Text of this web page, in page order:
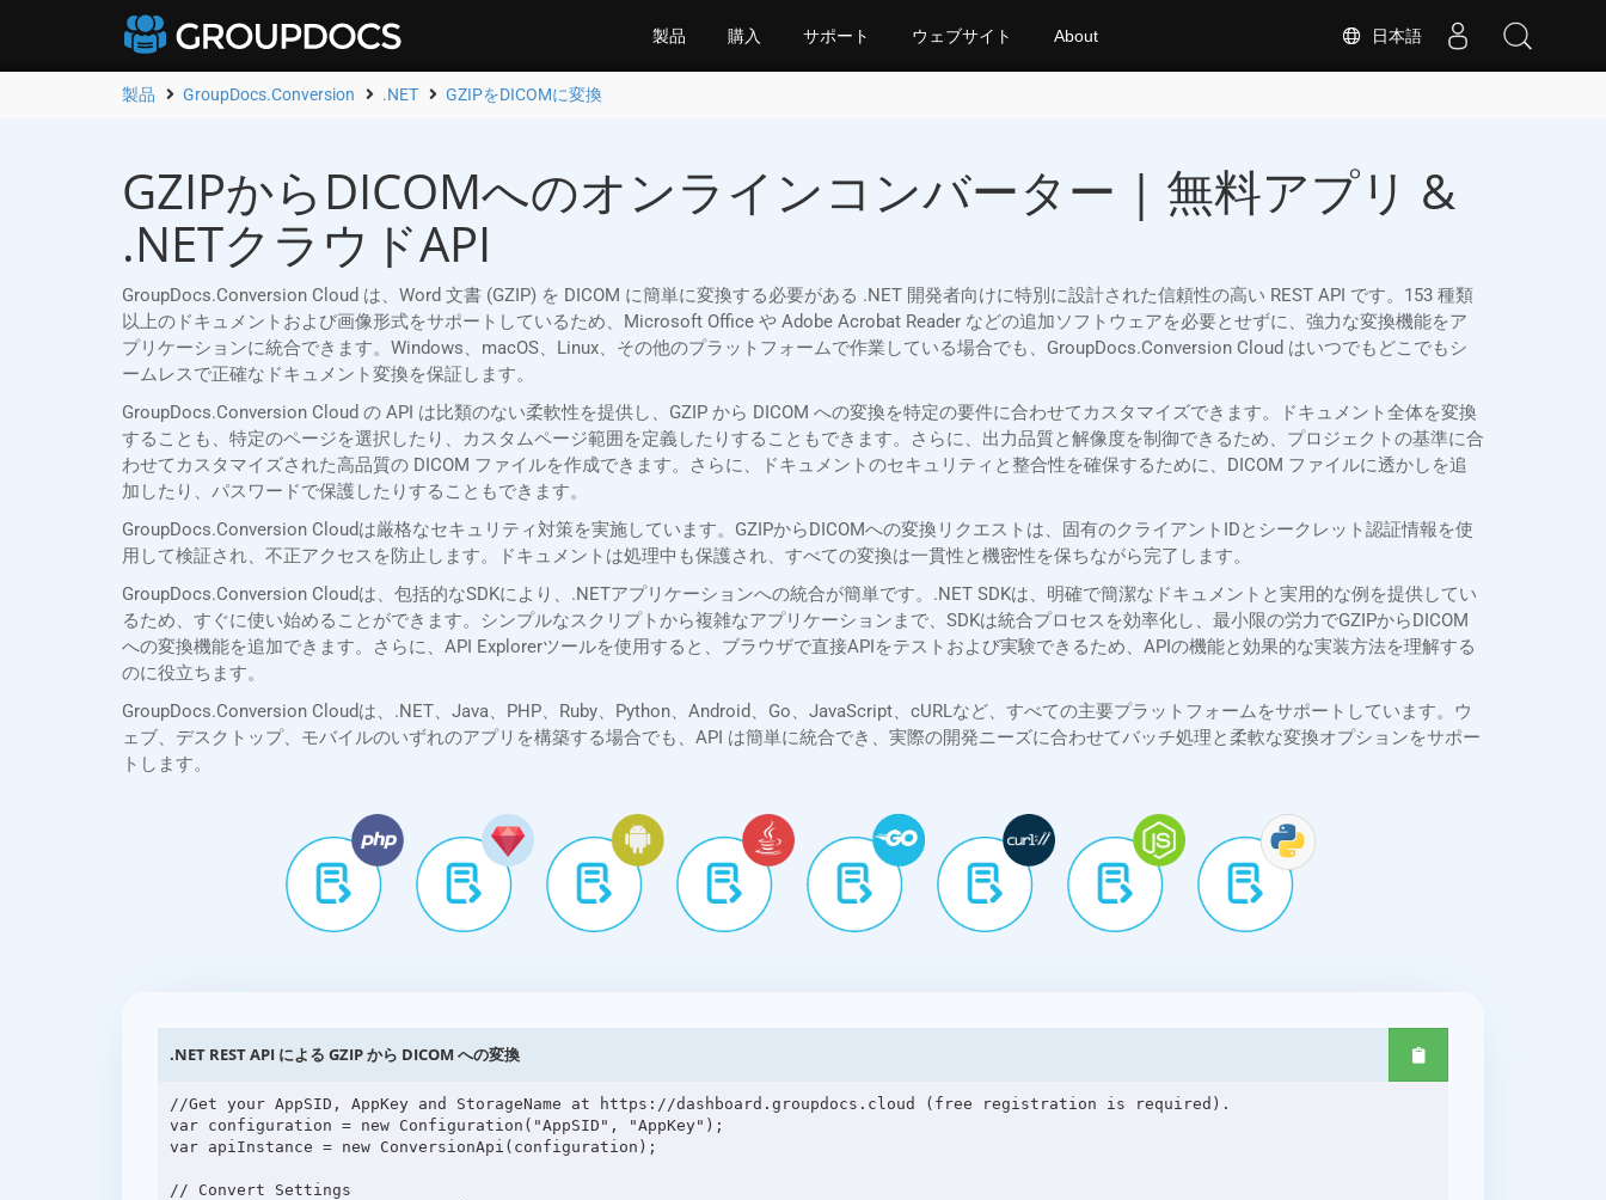
日本語
製品 購入 サポート ウェブサイト About
製品 GroupDocs.Conversion .NET GZIPをDICOMに変換
GZIPからDICOMへのオンラインコンバーター | 無料アプリ &
.NETクラウドAPI
GroupDocs.Conversion Cloud は、Word 文書 (GZIP) を DICOM に簡単に変換する必要がある .NET 開発者向けに特別に設計された信頼性の高い REST API です。153 種類
以上のドキュメントおよび画像形式をサポートしているため、Microsoft Office や Adobe Acrobat Reader などの追加ソフトウェアを必要とせずに、強力な変換機能をア
プリケーションに統合できます。Windows、macOS、Linux、その他のプラットフォームで作業している場合でも、GroupDocs.Conversion Cloud はいつでもどこでもシ
ームレスで正確なドキュメント変換を保証します。
GroupDocs.Conversion Cloud の API は比類のない柔軟性を提供し、GZIP から DICOM への変換を特定の要件に合わせてカスタマイズできます。ドキュメント全体を変換
することも、特定のページを選択したり、カスタムページ範囲を定義したりすることもできます。さらに、出力品質と解像度を制御できるため、プロジェクトの基準に合
わせてカスタマイズされた高品質の DICOM ファイルを作成できます。さらに、ドキュメントのセキュリティと整合性を確保するために、DICOM ファイルに透かしを追
加したり、パスワードで保護したりすることもできます。
GroupDocs.Conversion Cloudは厳格なセキュリティ対策を実施しています。GZIPからDICOMへの変換リクエストは、固有のクライアントIDとシークレット認証情報を使
用して検証され、不正アクセスを防止します。ドキュメントは処理中も保護され、すべての変換は一貫性と機密性を保ちながら完了します。
GroupDocs.Conversion Cloudは、包括的なSDKにより、.NETアプリケーションへの統合が簡単です。.NET SDKは、明確で簡潔なドキュメントと実用的な例を提供してい
るため、すぐに使い始めることができます。シンプルなスクリプトから複雑なアプリケーションまで、SDKは統合プロセスを効率化し、最小限の労力でGZIPからDICOM
への変換機能を追加できます。さらに、API Explorerツールを使用すると、ブラウザで直接APIをテストおよび実験できるため、APIの機能と効果的な実装方法を理解する
のに役立ちます。
GroupDocs.Conversion Cloudは、.NET、Java、PHP、Ruby、Python、Android、Go、JavaScript、cURLなど、すべての主要プラットフォームをサポートしています。ウ
ェブ、デスクトップ、モバイルのいずれのアプリを構築する場合でも、API は簡単に統合でき、実際の開発ニーズに合わせてバッチ処理と柔軟な変換オプションをサポー
トします。
.NET REST API による GZIP から DICOM への変換
//Get your AppSID, AppKey and StorageName at https://dashboard.groupdocs.cloud (free registration is required).
var configuration = new Configuration("AppSID", "AppKey");
var apiInstance = new ConversionApi(configuration);
// Convert Settings